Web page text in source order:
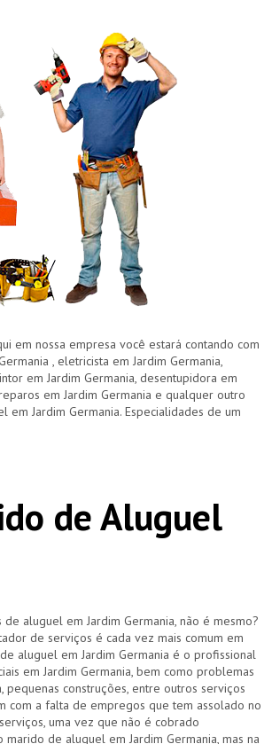
nossa empresa você estará contando com
, eletricista em Jardim Germania,
em Jardim Germania, desentupidora em
em Jardim Germania e qualquer outro
Jardim Germania. Especialidades de um
de Aluguel
aluguel em Jardim Germania, não é mesmo?
de serviços é cada vez mais comum em
aluguel em Jardim Germania é o profissional
em Jardim Germania, bem como problemas
pequenas construções, entre outros serviços
com a falta de empregos que tem assolado no
uma vez que não é cobrado
de aluguel em Jardim Germania, mas na